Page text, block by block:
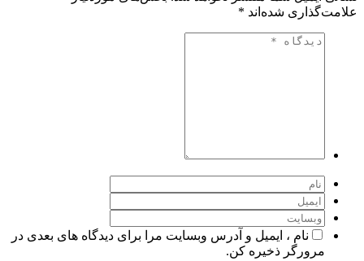
علامت‌گذاری شده‌اند *
نام ، ایمیل و آدرس وبسایت مرا برای دیدگاه های بعدی در
مرورگر ذخیره کن.